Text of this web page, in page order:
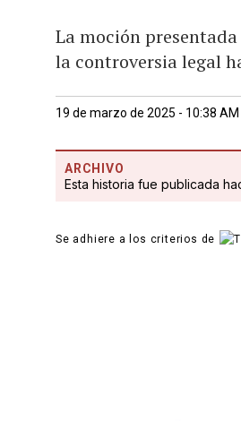
La moción
la controversia legal
19 de marzo de 2025 - 10:38 AM
ARCHIVO
Esta historia fue publicada
Se adhiere a los criterios de